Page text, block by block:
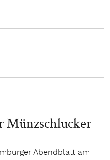
Münzschlucker
Abendblatt am